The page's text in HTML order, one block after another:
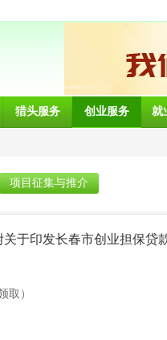
猎头服务 创业服务 就
项目征集与推介
于印发长春市创业担保贷
取）